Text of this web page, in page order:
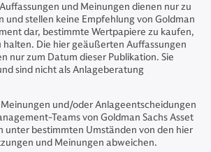
und Meinungen dienen nur zu
und stellen keine Empfehlung von Goldman
dar, bestimmte Wertpapiere zu kaufen,
Die hier geäußerten Auffassungen
nur zum Datum dieser Publikation. Sie
sind nicht als Anlageberatung
und/oder Anlageentscheidungen
Teams von Goldman Sachs Asset
unter bestimmten Umständen von den hier
und Meinungen abweichen.